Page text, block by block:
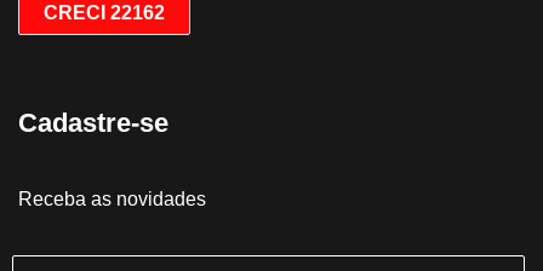
CRECI 22162
Cadastre-se
Receba as novidades